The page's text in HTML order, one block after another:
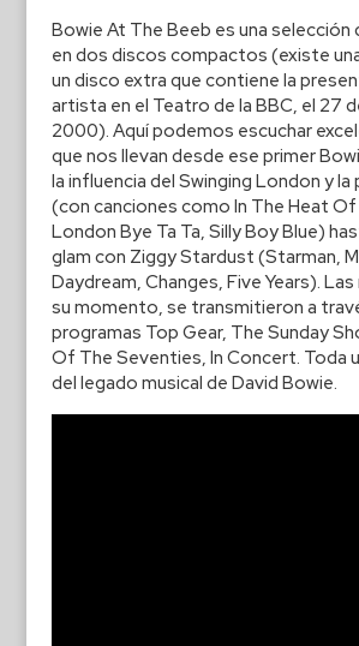
Bowie At The Beeb es una
en dos discos compactos (existe
un disco extra que contiene la
artista en el Teatro de la BBC, el 27
2000). Aquí podemos escuchar
que nos llevan desde ese primer
la influencia del Swinging London y la
(con canciones como In The Heat
London Bye Ta Ta, Silly Boy Blue)
glam con Ziggy Stardust (Starman,
Daydream, Changes, Five Years).
su momento, se transmitieron a
programas Top Gear, The Sunday
Of The Seventies, In Concert. Toda
del legado musical de David Bowie.